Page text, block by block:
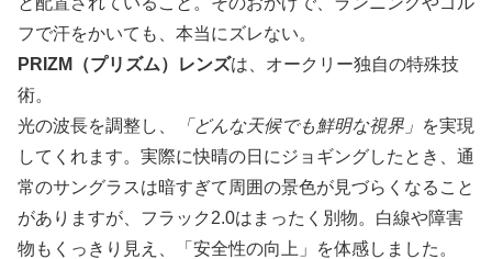
フで汗をかいても、本当にズレない。
PRIZM（プリズム）レンズは、オークリー独自の特殊技
術。
光の波長を調整し、
「どんな天候でも鮮明な視界」 を実現
してくれます。実際に快晴の日にジョギングしたとき、通
常のサングラスは暗すぎて周囲の景色が見づらくなること
がありますが、フラック2.0はまったく別物。白線や障害
物もくっきり見え、「安全性の向上」を体感しました。